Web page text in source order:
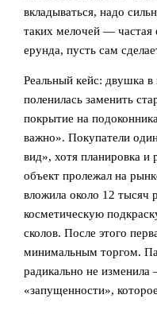
вкладываться, надо
таких мелочей —
ерунда, пусть сам
Реальный кейс: двушка
поленилась заменить
покрытие на
важно». Покупатели
вид», хотя планировка
объект пролежал на
вложила около 12 тысяч
косметическую
сколов. После этого
минимальным торгом.
радикально не
«запущенности»,